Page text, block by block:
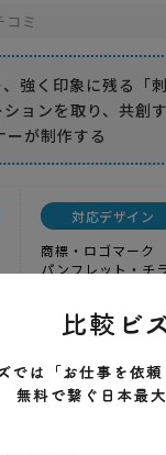
コミ
強く印象に残る「
ョンを取り、共創
が制作する
対応デザイン
商標・ロゴマーク
パンフレット・チ
ホームページ